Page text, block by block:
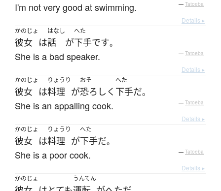
I'm not very good at swimming. — Tatoeba
Details ▸
かのじょ
彼女 は
はなし
話 が
へた
下手です。
She is a bad speaker. — Tatoeba
Details ▸
かのじょ
彼女 は
りょうり
料理 が
おそ
恐ろしく
へた
下手だ。
She is an appalling cook. — Tatoeba
Details ▸
かのじょ
彼女 は
りょうり
料理 が
へた
下手だ。
She is a poor cook. — Tatoeba
Details ▸
かのじょ
うんてん